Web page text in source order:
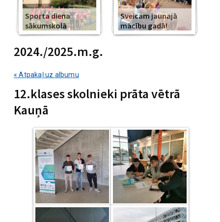
Sporta diena
sākumskolā
Sveicam jaunajā
mācību gadā!
2024./2025.m.g.
« Atpakaļ uz albumu
12.klases skolnieki prāta vētrā
Kauņā